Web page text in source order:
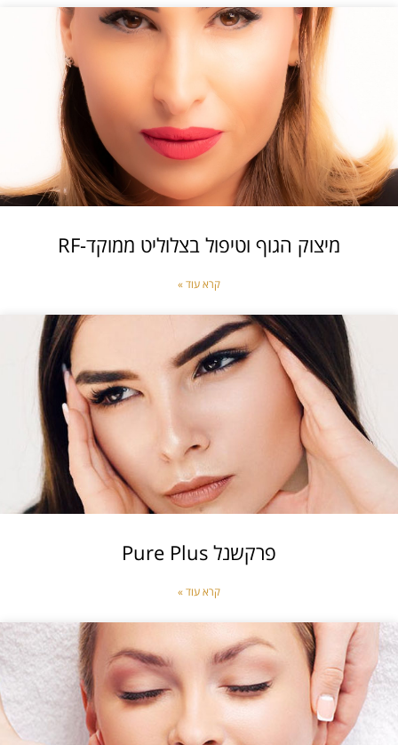
מיצוק הגוף וטיפול בצלוליט ממוקד-RF
קרא עוד »
פרקשנל Pure Plus
קרא עוד »